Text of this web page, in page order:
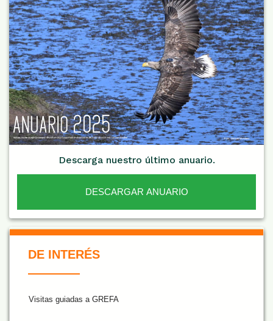
Descarga nuestro último anuario.
DESCARGAR ANUARIO
De Interés NARANJA
DE INTERÉS
Visitas guiadas a GREFA